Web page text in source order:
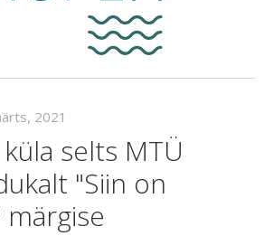
2021
selts MTÜ
"Siin on